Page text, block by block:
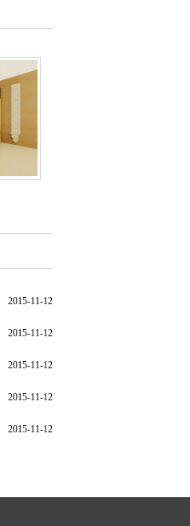
2015-11-12
2015-11-12
2015-11-12
2015-11-12
2015-11-12